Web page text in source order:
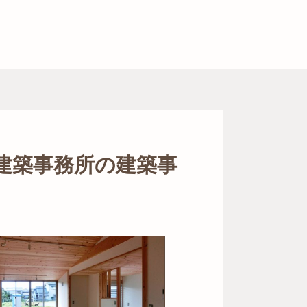
築事務所の建築事